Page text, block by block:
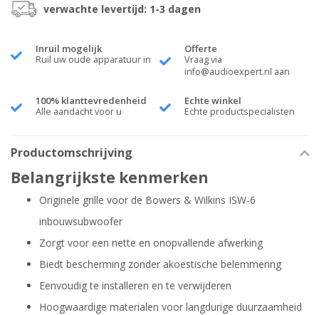
verwachte levertijd: 1-3 dagen
Inruil mogelijk
Ruil uw oude apparatuur in
Offerte
Vraag via
info@audioexpert.nl aan
100% klanttevredenheid
Alle aandacht voor u
Echte winkel
Echte productspecialisten
Productomschrijving
Belangrijkste kenmerken
Originele grille voor de Bowers & Wilkins ISW-6
inbouwsubwoofer
Zorgt voor een nette en onopvallende afwerking
Biedt bescherming zonder akoestische belemmering
Eenvoudig te installeren en te verwijderen
Hoogwaardige materialen voor langdurige duurzaamheid